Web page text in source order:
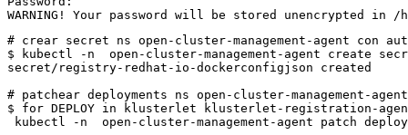
# crear secret ns open-cluster-management-agent con
$ kubectl -n  open-cluster-management-agent create
secret/registry-redhat-io-dockerconfigjson created
# patchear deployments ns open-cluster-management-agent
$ for DEPLOY in klusterlet klusterlet-registration-
kubectl -n  open-cluster-management-agent patch